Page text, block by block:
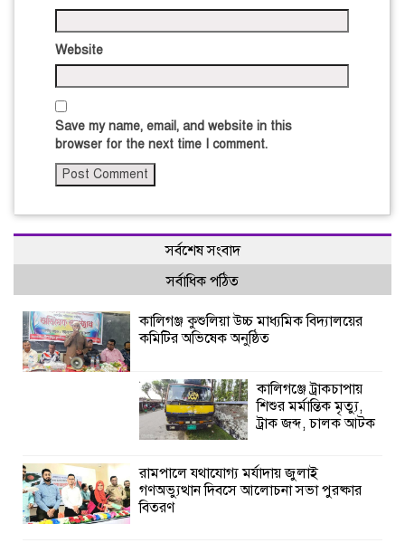
Website
Save my name, email, and website in this
browser for the next time I comment.
সর্বশেষ সংবাদ
সর্বাধিক পঠিত
কালিগঞ্জ কুশুলিয়া উচ্চ মাধ্যমিক বিদ্যালয়ের
কমিটির অভিষেক অনুষ্ঠিত
কালিগঞ্জে ট্রাকচাপায়
শিশুর মর্মান্তিক মৃত্যু,
ট্রাক জব্দ, চালক আটক
রামপালে যথাযোগ্য মর্যাদায় জুলাই
গণঅভ্যুত্থান দিবসে আলোচনা সভা পুরষ্কার
বিতরণ